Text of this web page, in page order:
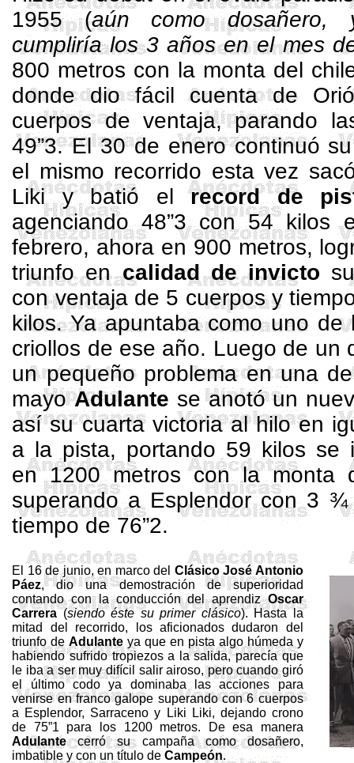
1955 (aún comodosañero,
cumpliría los 3 años en el mes
800 metros con la monta del
donde dio fácil cuenta de
cuerpos de ventaja, parando
49”3. El 30 de enero continuó
el mismo recorrido esta vez
Likiy batió elrecord de
agenciando 48”3 con 54
febrero, ahora en 900 metros,
triunfo encalidad de invicto
con ventaja de 5 cuerpos y
kilos. Ya apuntaba como uno de
criollos de ese año. Luego de un
un pequeño problema en una
mayoAdulante se anotó un
así su cuarta victoria al hilo en
a la pista, portando 59 kilos se
en1200 metros con la monta
superando a Esplendor con 3
tiempo de 76”2.
El 16 de junio, en marco del Clásico José Antonio
Páez, dio una demostración de superioridad
contando con la conducción del aprendizOscar
Carrera(siendo éste su primer clásico). Hasta la
mitad del recorrido, los aficionados dudaron del
triunfo deAdulante ya que en pista algo húmeda y
habiendo sufrido tropiezos a la salida, parecía que
le iba a ser muy difícil salir airoso, pero cuando giró
el último codo ya dominaba las acciones para
venirse en franco galope superando con 6 cuerpos
a Esplendor, Sarraceno y
Liki Liki, dejando crono
de 75”1 para los 1200 metros. De esa manera
Adulantecerró su campaña comodosañero,
imbatible y con un título deCampeón.